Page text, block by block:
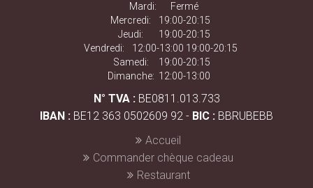
Mardi:
Fermé
Mercredi:
19:00-20:15
Jeudi:
19:00-20:15
Vendredi:
12:00-13:00 19:00-20:15
Samedi:
19:00-20:15
Dimanche: 12:00-13:00
N° TVA : BE0811.013.733
IBAN : BE12 363 0502609 92 - BIC : BBRUBEBB
Accueil
Commander chèque cadeau
Restaurant